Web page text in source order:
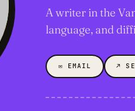
A writer in the
language, and
✉ EMAIL ↗